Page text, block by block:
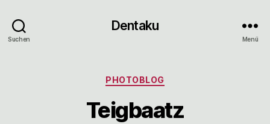
Suchen
Dentaku
Menü
Kategorien
PHOTOBLOG
Teigbaatz